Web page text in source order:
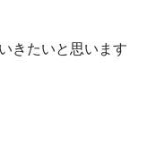
きたいと思います